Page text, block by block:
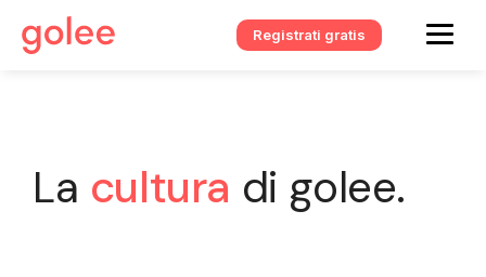
Registrati gratis
La cultura di golee.